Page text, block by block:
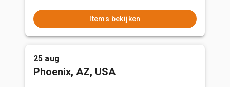
Items bekijken
25 aug
Phoenix, AZ, USA